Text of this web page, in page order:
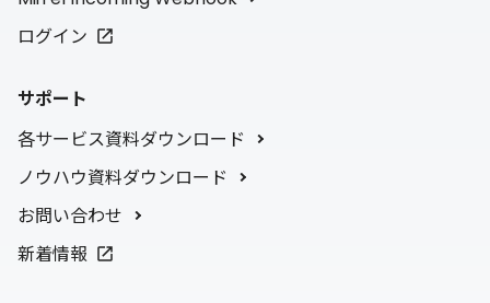
ログイン
サポート
各サービス資料ダウンロード
ノウハウ資料ダウンロード
お問い合わせ
新着情報